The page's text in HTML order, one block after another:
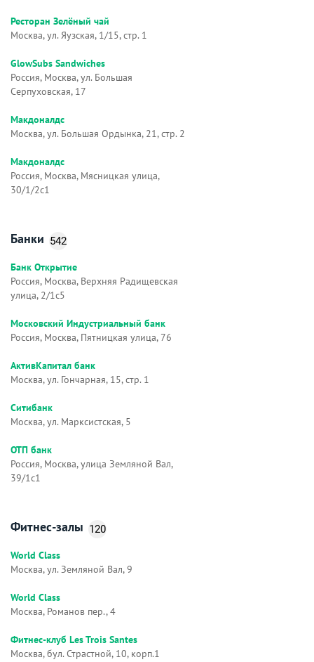
Ресторан Зелёный чай
Москва, ул. Яузская, 1/15, стр. 1
GlowSubs Sandwiches
Россия, Москва, ул. Большая
Серпуховская, 17
Макдоналдс
Москва, ул. Большая Ордынка, 21, стр. 2
Макдоналдс
Россия, Москва, Мясницкая улица,
30/1/2с1
Банки 542
Банк Открытие
Россия, Москва, Верхняя Радищевская
улица, 2/1с5
Московский Индустриальный банк
Россия, Москва, Пятницкая улица, 76
АктивКапитал банк
Москва, ул. Гончарная, 15, стр. 1
Ситибанк
Москва, ул. Марксистская, 5
ОТП банк
Россия, Москва, улица Земляной Вал,
39/1с1
Фитнес-залы 120
World Class
Москва, ул. Земляной Вал, 9
World Class
Москва, Романов пер., 4
Фитнес-клуб Les Trois Santes
Москва, бул. Страстной, 10, корп.1